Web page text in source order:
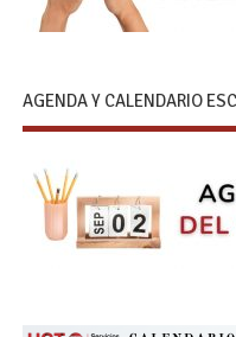
AGENDA Y CALENDARIO